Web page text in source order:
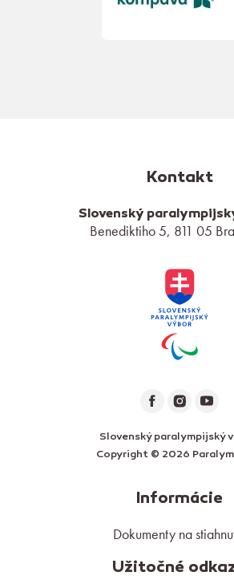
Kontakt
Slovenský
Benediktiho 5, 811 05
Slovenský paralympijský
Copyright © 2026
Informácie
Dokumenty na
Užitočné